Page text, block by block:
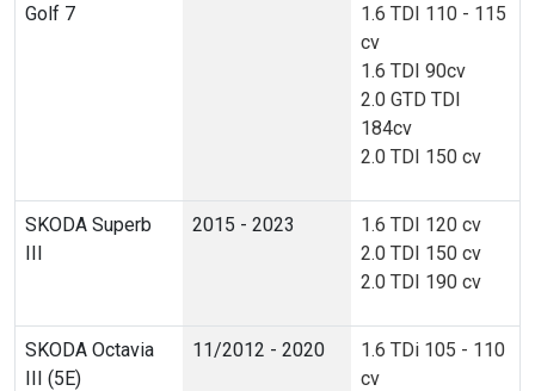
Golf 7
1.6 TDI 110 - 115
cv
1.6 TDI 90cv
2.0 GTD TDI
184cv
2.0 TDI 150 cv
SKODA Superb
III
2015 - 2023
1.6 TDI 120 cv
2.0 TDI 150 cv
2.0 TDI 190 cv
SKODA Octavia
III (5E)
11/2012 - 2020
1.6 TDi 105 - 110
cv